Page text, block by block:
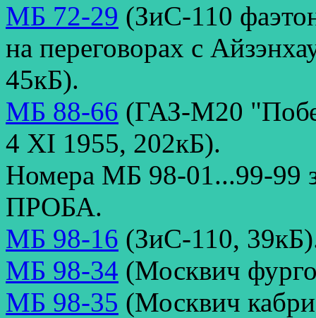
МБ 72-29 (ЗиС-110
на переговорах с
45кБ).
МБ 88-66 (ГАЗ-М20
4 XI 1955, 202кБ).
Номера МБ 98-01...99-99
ПРОБА.
МБ 98-16 (ЗиС-110,
МБ 98-34 (Москвич
МБ 98-35 (Москвич